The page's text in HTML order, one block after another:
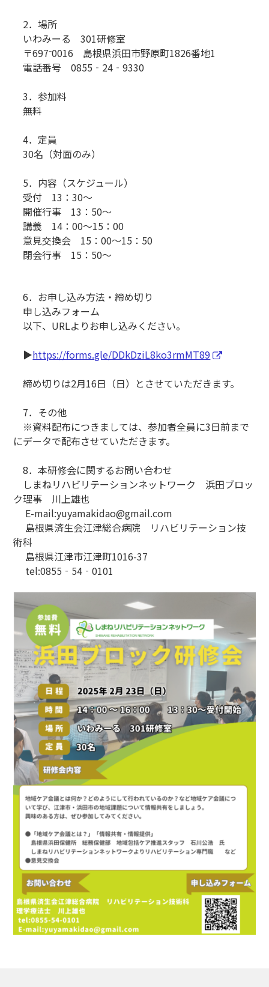
2．場所
いわみーる 301研修室
〒697⁻0016 島根県浜田市野原町1826番地1
電話番号 0855‐24‐9330
3．参加料
無料
4．定員
30名（対面のみ）
5．内容（スケジュール）
受付 13：30〜
開催行事 13：50〜
講義 14：00〜15：00
意見交換会 15：00〜15：50
閉会行事 15：50〜
6．お申し込み方法・締め切り
申し込みフォーム
以下、URLよりお申し込みください。
▶https://forms.gle/DDkDziL8ko3rmMT89
締め切りは2月16日（日）とさせていただきます。
7．その他
※資料配布につきましては、参加者全員に3日前まで
にデータで配布させていただきます。
8．本研修会に関するお問い合わせ
しまねリハビリテーションネットワーク 浜田ブロッ
ク理事 川上雄也
E-mail:yuyamakidao@gmail.com
島根県済生会江津総合病院 リハビリテーション技
術科
島根県江津市江津町1016-37
tel:0855‐54‐0101